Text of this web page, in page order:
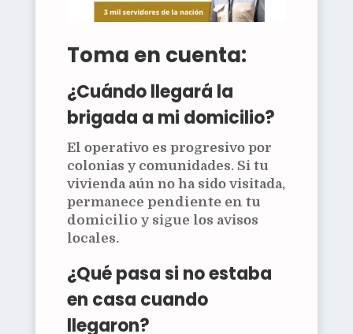
Toma en cuenta:
¿Cuándo llegará la
brigada a mi domicilio?
El operativo es progresivo por
colonias y comunidades. Si tu
vivienda aún no ha sido visitada,
permanece pendiente en tu
domicilio y sigue los avisos
locales.
¿Qué pasa si no estaba
en casa cuando
llegaron?